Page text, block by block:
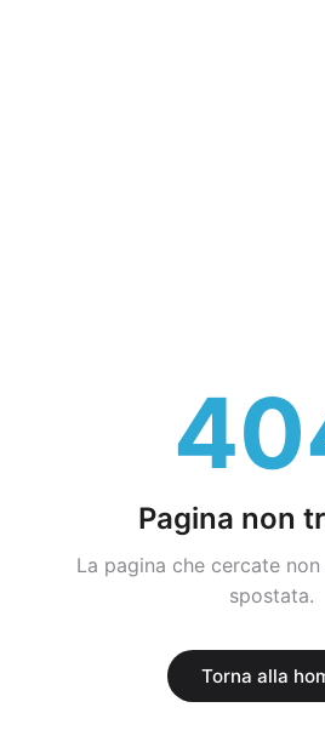
Pagina non
La pagina che cercate
spostata.
Torna alla